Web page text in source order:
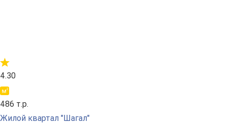
4.30
486 т.р.
Жилой квартал "Шагал"